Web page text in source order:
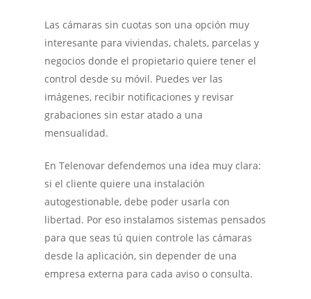
Las cámaras sin cuotas son una opción muy
interesante para viviendas, chalets, parcelas y
negocios donde el propietario quiere tener el
control desde su móvil. Puedes ver las
imágenes, recibir notificaciones y revisar
grabaciones sin estar atado a una
mensualidad.
En Telenovar defendemos una idea muy clara:
si el cliente quiere una instalación
autogestionable, debe poder usarla con
libertad. Por eso instalamos sistemas pensados
para que seas tú quien controle las cámaras
desde la aplicación, sin depender de una
empresa externa para cada aviso o consulta.